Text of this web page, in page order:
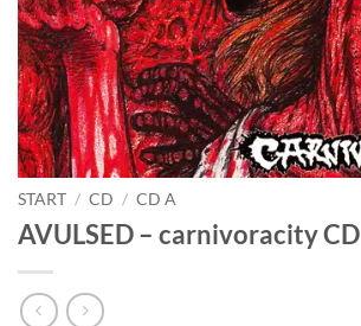
START / CD / CD A
AVULSED – carnivoracity CD